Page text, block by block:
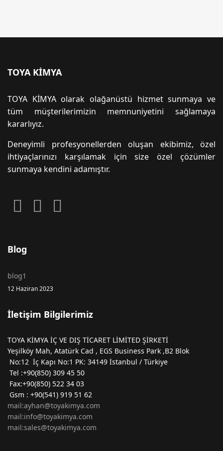
TOYA KİMYA
TOYA KİMYA olarak olağanüstü hizmet sunmaya ve
tüm müşterilerimizin memnuniyetini sağlamaya
kararlıyız.
Deneyimli profesyonellerden oluşan ekibimiz, özel
ihtiyaçlarınızı karşılamak için size özel çözümler
sunmaya kendini adamıştır.
Blog
blog1
12 Haziran 2023
İletişim Bilgilerimiz
TOYA KİMYA İÇ VE DIŞ TİCARET LİMİTED ŞİRKETİ
Yeşilköy Mah, Atatürk Cad , EGS Business Park ,B2 Blok
No:12 İç Kapı No:1 PK: 34149 İstanbul / Türkiye
Tel :+90(850) 309 45 50
Fax:+90(850) 522 34 03
Gsm : +90(541) 919 51 62
mail:ayhan@toyakimya.com
mail:info@toyakimya.com
mail:sales@toyakimya.com